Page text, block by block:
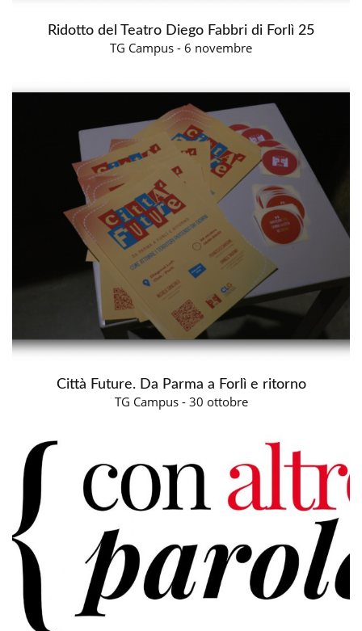
Ridotto del Teatro Diego Fabbri di Forlì 25
TG Campus - 6 novembre
Città Future. Da Parma a Forlì e ritorno
TG Campus - 30 ottobre